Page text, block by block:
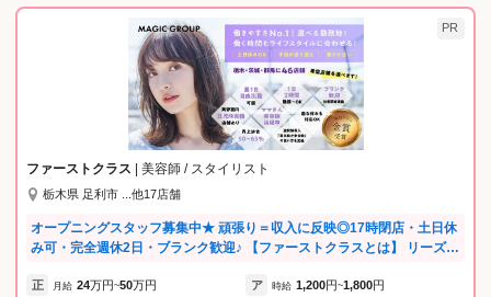
PR
ファーストクラス | 美容師 / スタイリスト
栃木県 足利市 ...他17店舗
オープニングスタッフ募集中★ 頑張り＝収入に反映◎17時閉店・土日休
み可・完全週休2日・ブランク歓迎♪ 【ファーストクラスとは】 リーズナ
約不要なのでお子さんの急な休みなどにも対応できるなど、柔軟な働き
正 月給 24万円~50万円 ア 時給 1,200円~1,800円